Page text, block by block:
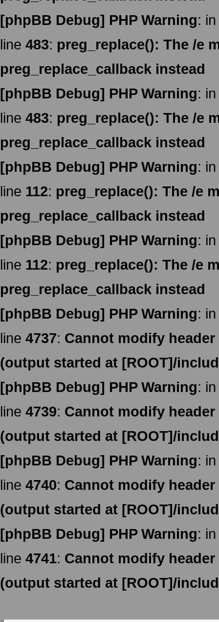
[phpBB Debug] PHP Warning:
line 483: preg_replace(): The /e
preg_replace_callback instead
[phpBB Debug] PHP Warning:
line 483: preg_replace(): The /e
preg_replace_callback instead
[phpBB Debug] PHP Warning:
line 112: preg_replace(): The /e
preg_replace_callback instead
[phpBB Debug] PHP Warning:
line 112: preg_replace(): The /e
preg_replace_callback instead
[phpBB Debug] PHP Warning:
line 4737: Cannot modify
(output started at [ROOT]/
[phpBB Debug] PHP Warning:
line 4739: Cannot modify
(output started at [ROOT]/
[phpBB Debug] PHP Warning:
line 4740: Cannot modify
(output started at [ROOT]/
[phpBB Debug] PHP Warning:
line 4741: Cannot modify
(output started at [ROOT]/